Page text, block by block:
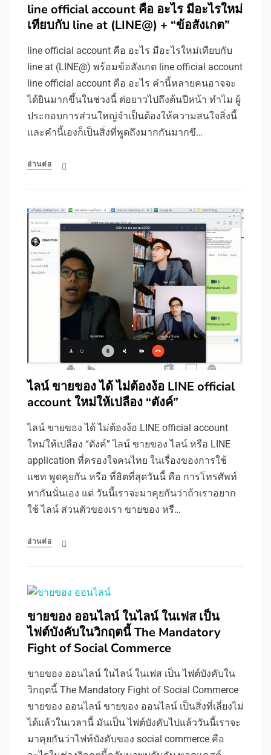
line official account คือ อะไร มีอะไรใหม่
เทียบกับ line at (LINE@) + “ข้อสังเกต”
line official account คือ อะไร มีอะไรใหม่เทียบกับ
line at (LINE@) พร้อมข้อสังเกต line official account
line official account คือ อะไร คำนี้หลายคนอาจจะ
ได้ยินมากขึ้นในช่วงนี้ ต่อยาวไปถึงต้นปีหน้า ทำไม ผู้
ประกอบการส่วนใหญ่จำเป็นต้องให้ความสนใจสิ่งนี้
และคำนี้เองก็เป็นสิ่งที่พูดถึงมากกันมากขึ…
อ่านต่อ
ไลน์ ขายของ ได้ ไม่ต้องง้อ LINE official
account ใหม่ให้เปลือง “ตังค์”
ไลน์ ขายของ ได้ ไม่ต้องง้อ LINE official account
ใหม่ให้เปลือง “ตังค์” ไลน์ ขายของ ไลน์ หรือ LINE
application ที่ครองใจคนไทย ในเรื่องของการใช้
แชท พูดคุยกัน หรือ ที่ฮิตที่สุดวันนี้ คือ การโทรศัพท์
หากันนั่นเอง แต่ วันนี้เราจะมาคุยกันว่าถ้าเราอยาก
ใช้ ไลน์ ส่วนตัวของเรา ขายของ หรื…
อ่านต่อ
ขายของ ออนไลน์ ในไลน์ ในเฟส เป็น
ไฟต์บังคับในวิกฤตนี้ The Mandatory
Fight of Social Commerce
ขายของ ออนไลน์ ในไลน์ ในเฟส เป็น ไฟต์บังคับใน
วิกฤตนี้ The Mandatory Fight of Social Commerce
ขายของ ออนไลน์ ขายของ ออนไลน์ เป็นสิ่งที่เลี่ยงไม่
ได้แล้วในเวลานี้ มันเป็น ไฟต์บังคับไปแล้ววันนี้เราจะ
มาคุยกันว่าไฟท์บังคับของ social commerce คือ